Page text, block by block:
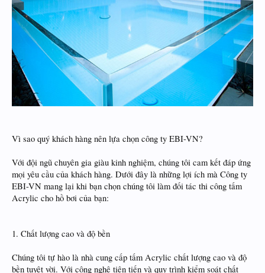
Vì sao quý khách hàng nên lựa chọn công ty EBI-VN?
Với đội ngũ chuyên gia giàu kinh nghiệm, chúng tôi cam kết đáp ứng
mọi yêu cầu của khách hàng. Dưới đây là những lợi ích mà Công ty
EBI-VN mang lại khi bạn chọn chúng tôi làm đối tác thi công tấm
Acrylic cho hồ bơi của bạn:
1. Chất lượng cao và độ bền
Chúng tôi tự hào là nhà cung cấp tấm Acrylic chất lượng cao và độ
bền tuyệt vời. Với công nghệ tiên tiến và quy trình kiểm soát chất